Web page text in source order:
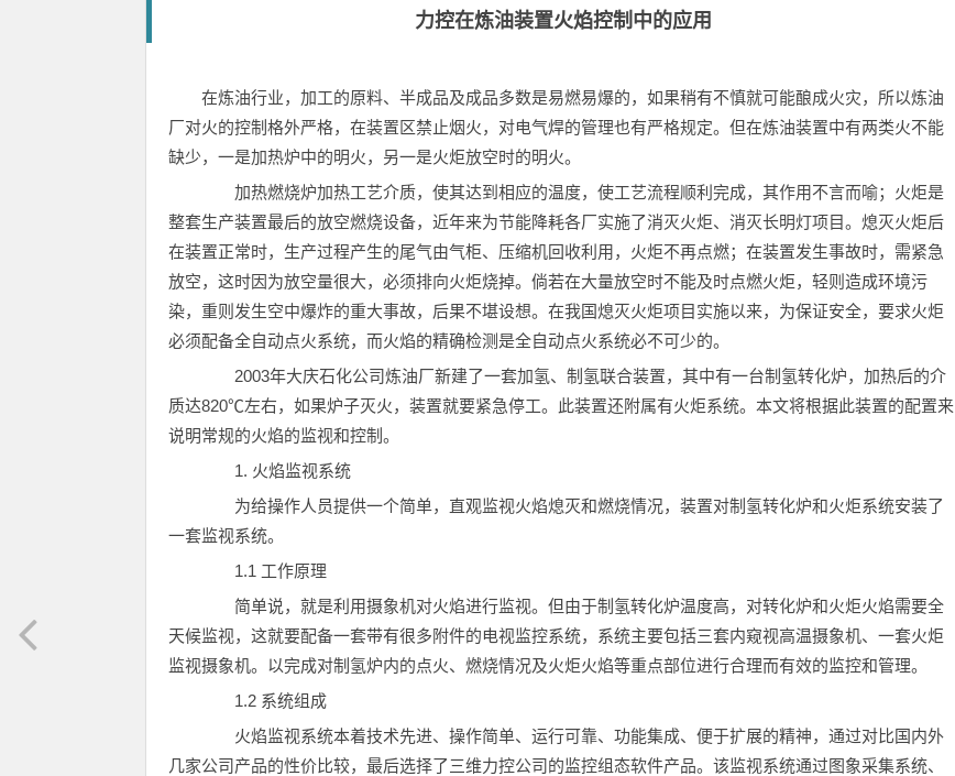
力控在炼油装置火焰控制中的应用
在炼油行业，加工的原料、半成品及成品多数是易燃易爆的，如果稍有不慎就可能酿成火灾，所以炼油
厂对火的控制格外严格，在装置区禁止烟火，对电气焊的管理也有严格规定。但在炼油装置中有两类火不能
缺少，一是加热炉中的明火，另一是火炬放空时的明火。
加热燃烧炉加热工艺介质，使其达到相应的温度，使工艺流程顺利完成，其作用不言而喻；火炬是
整套生产装置最后的放空燃烧设备，近年来为节能降耗各厂实施了消灭火炬、消灭长明灯项目。熄灭火炬后
在装置正常时，生产过程产生的尾气由气柜、压缩机回收利用，火炬不再点燃；在装置发生事故时，需紧急
放空，这时因为放空量很大，必须排向火炬烧掉。倘若在大量放空时不能及时点燃火炬，轻则造成环境污
染，重则发生空中爆炸的重大事故，后果不堪设想。在我国熄灭火炬项目实施以来，为保证安全，要求火炬
必须配备全自动点火系统，而火焰的精确检测是全自动点火系统必不可少的。
2003年大庆石化公司炼油厂新建了一套加氢、制氢联合装置，其中有一台制氢转化炉，加热后的介
质达820℃左右，如果炉子灭火，装置就要紧急停工。此装置还附属有火炬系统。本文将根据此装置的配置来
说明常规的火焰的监视和控制。
1. 火焰监视系统
为给操作人员提供一个简单，直观监视火焰熄灭和燃烧情况，装置对制氢转化炉和火炬系统安装了
一套监视系统。
1.1 工作原理
简单说，就是利用摄象机对火焰进行监视。但由于制氢转化炉温度高，对转化炉和火炬火焰需要全
天候监视，这就要配备一套带有很多附件的电视监控系统，系统主要包括三套内窥视高温摄象机、一套火炬
监视摄象机。以完成对制氢炉内的点火、燃烧情况及火炬火焰等重点部位进行合理而有效的监控和管理。
1.2 系统组成
火焰监视系统本着技术先进、操作简单、运行可靠、功能集成、便于扩展的精神，通过对比国内外
几家公司产品的性价比较，最后选择了三维力控公司的监控组态软件产品。该监视系统通过图象采集系统、